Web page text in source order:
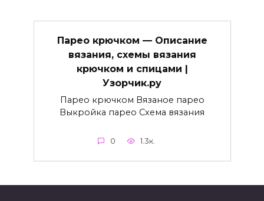
Парео крючком — Описание
вязания, схемы вязания
крючком и спицами |
Узорчик.ру
Парео крючком Вязаное парео
Выкройка парео Схема вязания
0 1.3к.